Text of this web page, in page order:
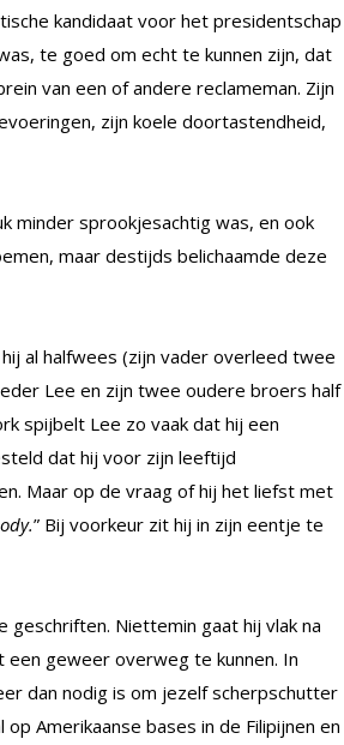
kandidaat voor het presidentschap
te goed om echt te kunnen zijn, dat
van een of andere reclameman. Zijn
zijn koele doortastendheid,
minder sprookjesachtig was, en ook
maar destijds belichaamde deze
al halfwees (zijn vader overleed twee
Lee en zijn twee oudere broers half
spijbelt Lee zo vaak dat hij een
dat hij voor zijn leeftijd
Maar op de vraag of hij het liefst met
” Bij voorkeur zit hij in zijn eentje te
geschriften. Niettemin gaat hij vlak na
geweer overweg te kunnen. In
dan nodig is om jezelf scherpschutter
Amerikaanse bases in de Filipijnen en